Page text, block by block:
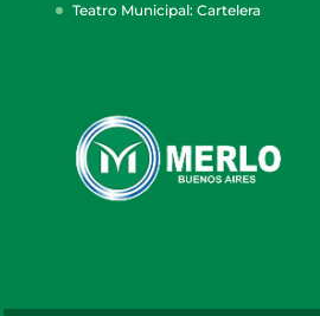
Teatro Municipal: Cartelera